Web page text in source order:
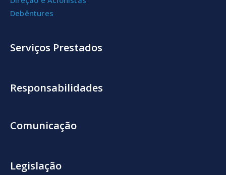
Debêntures
Serviços Prestados
Responsabilidades
Comunicação
Legislação